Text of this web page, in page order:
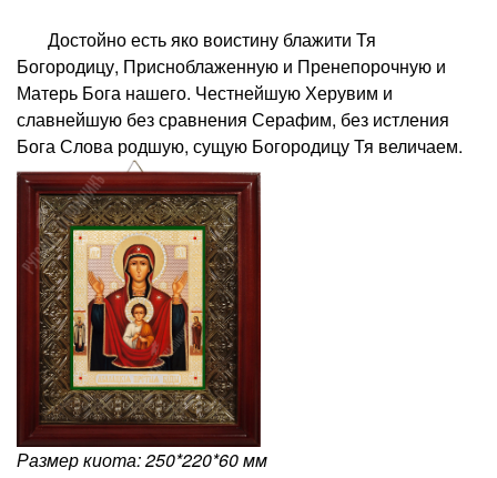
Достойно есть яко воистину блажити Тя
Богородицу, Присноблаженную и Пренепорочную и
Матерь Бога нашего. Честнейшую Херувим и
славнейшую без сравнения Серафим, без истления
Бога Слова родшую, сущую Богородицу Тя величаем.
Размер киота: 250*220*60 мм